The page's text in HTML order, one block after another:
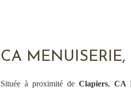
CA
Située à proximité de Clapiers, CA